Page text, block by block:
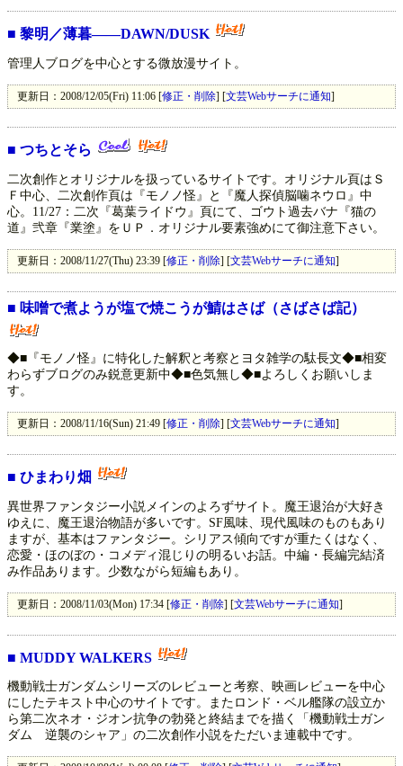
■ 黎明／薄暮――DAWN/DUSK
管理人ブログを中心とする微放漫サイト。
更新日：2008/12/05(Fri) 11:06 [修正・削除] [文芸Webサーチに通知]
■ つちとそら
二次創作とオリジナルを扱っているサイトです。オリジナル頁はＳ
Ｆ中心、二次創作頁は『モノノ怪』と『魔人探偵脳噛ネウロ』中
心。11/27：二次『葛葉ライドウ』頁にて、ゴウト過去バナ『猫の
道』弐章『業塗』をＵＰ．オリジナル要素強めにて御注意下さい。
更新日：2008/11/27(Thu) 23:39 [修正・削除] [文芸Webサーチに通知]
■ 味噌で煮ようが塩で焼こうが鯖はさば（さばさば記）
◆■『モノノ怪』に特化した解釈と考察とヨタ雑学の駄長文◆■相変
わらずブログのみ鋭意更新中◆■色気無し◆■よろしくお願いしま
す。
更新日：2008/11/16(Sun) 21:49 [修正・削除] [文芸Webサーチに通知]
■ ひまわり畑
異世界ファンタジー小説メインのよろずサイト。魔王退治が大好き
ゆえに、魔王退治物語が多いです。SF風味、現代風味のものもあり
ますが、基本はファンタジー。シリアス傾向ですが重たくはなく、
恋愛・ほのぼの・コメディ混じりの明るいお話。中編・長編完結済
み作品あります。少数ながら短編もあり。
更新日：2008/11/03(Mon) 17:34 [修正・削除] [文芸Webサーチに通知]
■ MUDDY WALKERS
機動戦士ガンダムシリーズのレビューと考察、映画レビューを中心
にしたテキスト中心のサイトです。またロンド・ベル艦隊の設立か
ら第二次ネオ・ジオン抗争の勃発と終結までを描く「機動戦士ガン
ダム 逆襲のシャア」の二次創作小説をただいま連載中です。